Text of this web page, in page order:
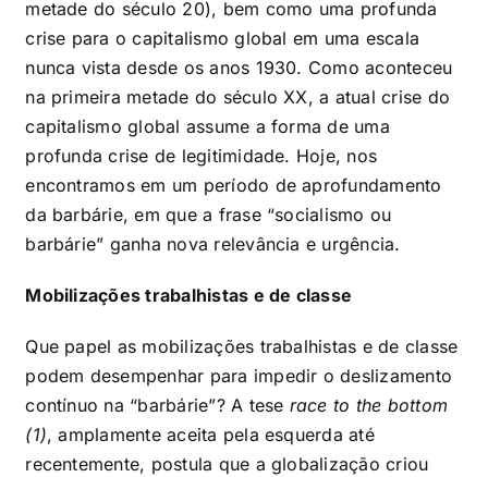
metade do século 20), bem como uma profunda
crise para o capitalismo global em uma escala
nunca vista desde os anos 1930. Como aconteceu
na primeira metade do século XX, a atual crise do
capitalismo global assume a forma de uma
profunda crise de legitimidade. Hoje, nos
encontramos em um período de aprofundamento
da barbárie, em que a frase “socialismo ou
barbárie” ganha nova relevância e urgência.
Mobilizações trabalhistas e de classe
Que papel as mobilizações trabalhistas e de classe
podem desempenhar para impedir o deslizamento
contínuo na “barbárie”? A tese race to the bottom
(1), amplamente aceita pela esquerda até
recentemente, postula que a globalização criou